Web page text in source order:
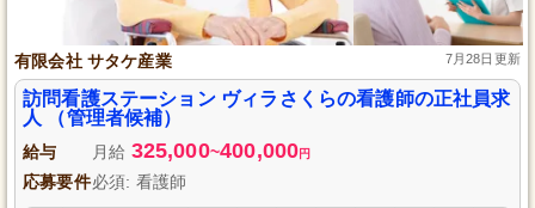
有限会社 サタケ産業 7月28日更新
訪問看護ステーション ヴィラさくらの看護師の正社員求
人 （管理者候補）
給与 月給 325,000~400,000円
応募要件必須: 看護師